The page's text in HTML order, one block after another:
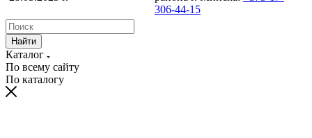
306-44-15
Найти
Каталог
По всему сайту
По каталогу